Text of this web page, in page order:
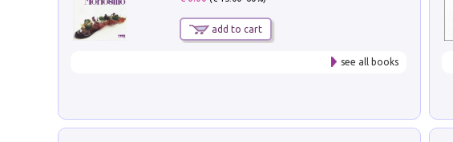
add to cart
see all books